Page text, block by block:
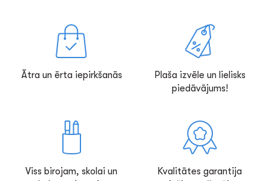
Ātra un ērta iepirkšanās
Plaša izvēle un lielisks
piedāvājums!
Viss birojam, skolai un
Kvalitātes garantija